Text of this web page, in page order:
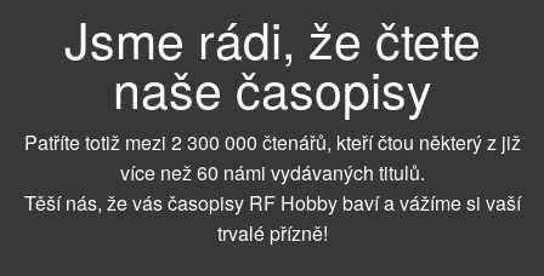
Jsme rádi, že čtete
naše časopisy
Patříte totiž mezi 2 300 000 čtenářů, kteří čtou některý z již
více než 60 námi vydávaných titulů.
Těší nás, že vás časopisy RF Hobby baví a vážíme si vaší
trvalé přízně!